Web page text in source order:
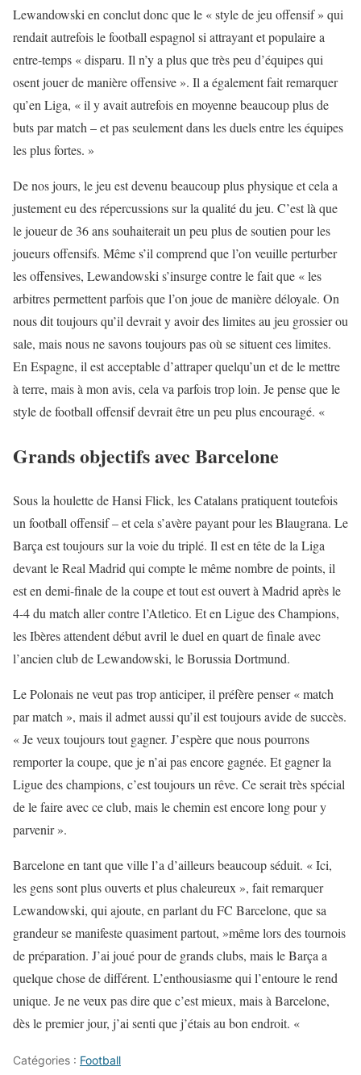
Lewandowski en conclut donc que le « style de jeu offensif » qui
rendait autrefois le football espagnol si attrayant et populaire a
entre-temps « disparu. Il n’y a plus que très peu d’équipes qui
osent jouer de manière offensive ». Il a également fait remarquer
qu’en Liga, « il y avait autrefois en moyenne beaucoup plus de
buts par match – et pas seulement dans les duels entre les équipes
les plus fortes. »
De nos jours, le jeu est devenu beaucoup plus physique et cela a
justement eu des répercussions sur la qualité du jeu. C’est là que
le joueur de 36 ans souhaiterait un peu plus de soutien pour les
joueurs offensifs. Même s’il comprend que l’on veuille perturber
les offensives, Lewandowski s’insurge contre le fait que « les
arbitres permettent parfois que l’on joue de manière déloyale. On
nous dit toujours qu’il devrait y avoir des limites au jeu grossier ou
sale, mais nous ne savons toujours pas où se situent ces limites.
En Espagne, il est acceptable d’attraper quelqu’un et de le mettre
à terre, mais à mon avis, cela va parfois trop loin. Je pense que le
style de football offensif devrait être un peu plus encouragé. «
Grands objectifs avec Barcelone
Sous la houlette de Hansi Flick, les Catalans pratiquent toutefois
un football offensif – et cela s’avère payant pour les Blaugrana. Le
Barça est toujours sur la voie du triplé. Il est en tête de la Liga
devant le Real Madrid qui compte le même nombre de points, il
est en demi-finale de la coupe et tout est ouvert à Madrid après le
4-4 du match aller contre l’Atletico. Et en Ligue des Champions,
les Ibères attendent début avril le duel en quart de finale avec
l’ancien club de Lewandowski, le Borussia Dortmund.
Le Polonais ne veut pas trop anticiper, il préfère penser « match
par match », mais il admet aussi qu’il est toujours avide de succès.
« Je veux toujours tout gagner. J’espère que nous pourrons
remporter la coupe, que je n’ai pas encore gagnée. Et gagner la
Ligue des champions, c’est toujours un rêve. Ce serait très spécial
de le faire avec ce club, mais le chemin est encore long pour y
parvenir ».
Barcelone en tant que ville l’a d’ailleurs beaucoup séduit. « Ici,
les gens sont plus ouverts et plus chaleureux », fait remarquer
Lewandowski, qui ajoute, en parlant du FC Barcelone, que sa
grandeur se manifeste quasiment partout, »même lors des tournois
de préparation. J’ai joué pour de grands clubs, mais le Barça a
quelque chose de différent. L’enthousiasme qui l’entoure le rend
unique. Je ne veux pas dire que c’est mieux, mais à Barcelone,
dès le premier jour, j’ai senti que j’étais au bon endroit. «
Catégories : Football